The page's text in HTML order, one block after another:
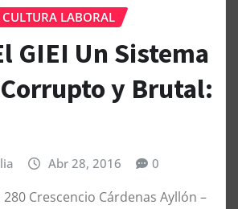
CULTURA LABORAL
GIEI Un Sistema
y Brutal:
Abr 28, 2016 0
Crescencio Cárdenas Ayllón –